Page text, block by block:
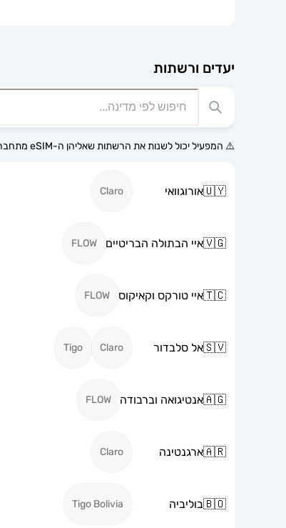
יעדים ורשתות
⚠️ המפעיל יכול לשנות את הרשתות שאליהן ה-eSIM מתחבר ללא הודעה מוקדמת.
🇺🇾אורוגוואי Claro
🇻🇬איי הבתולה הבריטיים FLOW
🇹🇨איי טורקס וקאיקוס FLOW
🇸🇻אל סלבדור Claro
Tigo
🇦🇬אנטיגואה וברבודה FLOW
🇦🇷ארגנטינה Claro
🇧🇴בוליביה Tigo Bolivia